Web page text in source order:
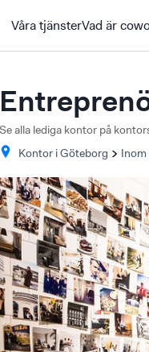
Våra tjänsterVad är
Se alla lediga kontor på
Kontor iGöteborg Inom